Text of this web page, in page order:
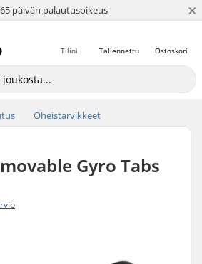
päivän palautusoikeus
4.8 / 5 ×
Ostoskori
Tallennettu
Tilini
Oheistarvikkeet
Gyro Tabs